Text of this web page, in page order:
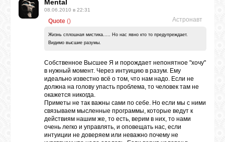
Mental
08.06.2010 в 22:31
Quote ( Астронавт
)
Жизнь сплошная мистика..... Но нас явно кто то предупреждает.
Видимо высшие разумы.
Собственное Высшее Я и порождает непонятное "хочу"
в нужный момент. Через интуицию в разум. Ему
идеально известно всё о том, что нам надо. Если не
должна на голову упасть проблема, то человек там не
окажется никогда.
Приметы не так важны сами по себе. Но если мы с ними
связываем мысленные программы, которые ведут к
действиям нашим же, то есть, верим в них, то нами
очень легко и управлять, и оповещать нас, если
интуиции не доверяем или неважно почему не